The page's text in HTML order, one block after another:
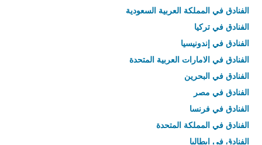
الفنادق في المملكة العربية السعودية
الفنادق في تركيا
الفنادق في إندونيسيا
الفنادق في الامارات العربية المتحدة
الفنادق في البحرين
الفنادق في مصر
الفنادق في فرنسا
الفنادق في المملكة المتحدة
الفنادق في إيطاليا